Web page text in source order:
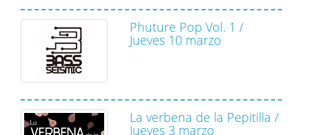
Phuture Pop Vol. 1 /
Jueves 10 marzo
La verbena de la Pepitilla /
Jueves 3 marzo